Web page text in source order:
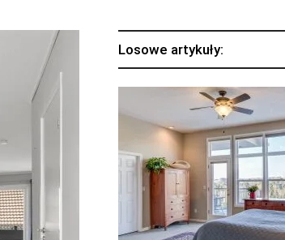
Losowe artykuły: